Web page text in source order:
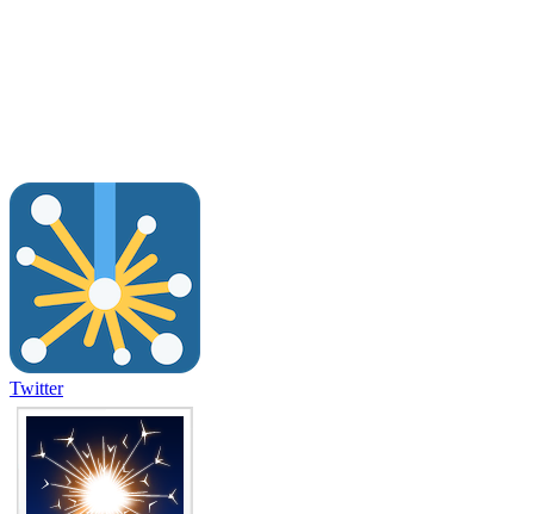
Twitter